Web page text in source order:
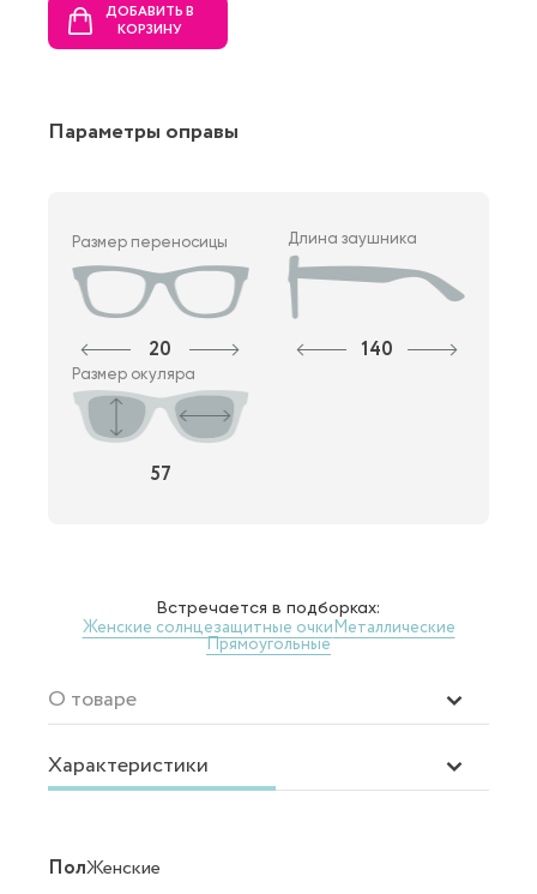
ДОБАВИТЬ В
КОРЗИНУ
Параметры оправы
Размер переносицы
20
Длина заушника
140
Размер окуляра
57
Встречается в подборках:
Женские солнцезащитные очкиМеталлические
Прямоугольные
О товаре
Характеристики
ПолЖенские